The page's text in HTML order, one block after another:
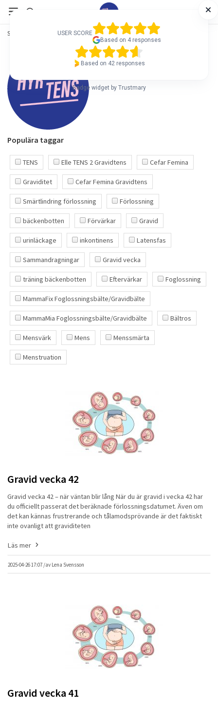
Startsida
Populära taggar
TENS Elle TENS 2 Gravidtens Cefar Femina
Graviditet Cefar Femina Gravidtens
Smärtlindring förlossning Förlossning
bäckenbotten Förvärkar Gravid
urinläckage inkontinens Latensfas
Sammandragningar Gravid vecka
träning bäckenbotten Eftervärkar Foglossning
MammaFix Foglossningsbälte/Gravidbälte
MammaMia Foglossningsbälte/Gravidbälte Bältros
Mensvärk Mens Menssmärta
Menstruation
Gravid vecka 42
Gravid vecka 42 – när väntan blir lång När du är gravid i vecka 42 har
du officiellt passerat det beräknade förlossningsdatumet. Även om
det kan kännas frustrerande och tålamodsprövande är det faktiskt
inte ovanligt att graviditeten
2025-04-26 17:07 /av Lena Svensson
Läs mer
Gravid vecka 41
USER SCORE
Based on 4 responses
Based on 42 responses
Badge widget by Trustmary